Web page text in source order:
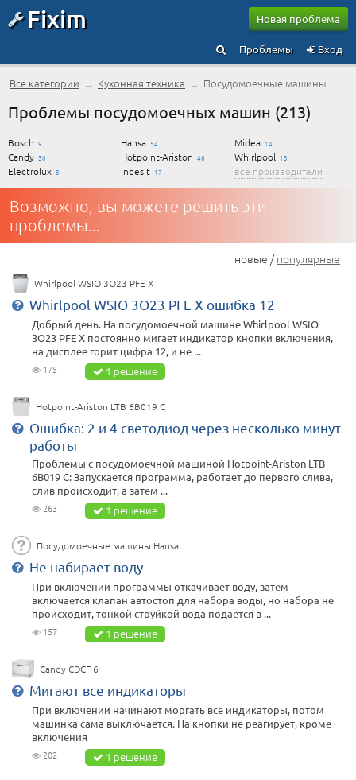
Fixim Новая проблема
Вход
Проблемы
Все категории → Кухонная техника → Посудомоечные машины
Проблемы посудомоечных машин (213)
Bosch 9
Candy 30
Electrolux 8
Hansa 54
Hotpoint-Ariston 46
Indesit 17
Midea 14
Whirlpool 13
все производители
Возможно, вы можете решить эти
проблемы...
новые /популярные
Whirlpool WSIO 3O23 PFE X
Whirlpool WSIO 3O23 PFE X ошибка 12
Добрый день. На посудомоечной машине Whirlpool WSIO
3O23 PFE X постоянно мигает индикатор кнопки включения,
на дисплее горит цифра 12, и не ...
175 1 решение
Hotpoint-Ariston LTB 6B019 C
Ошибка: 2 и 4 светодиод через несколько минут
работы
Проблемы с посудомоечной машиной Hotpoint-Ariston LTB
6B019 C: Запускается программа, работает до первого слива,
слив происходит, а затем ...
263 1 решение
Посудомоечные машины Hansa
Не набирает воду
При включении программы откачивает воду, затем
включается клапан автостоп для набора воды, но набора не
происходит, тонкой струйкой вода подается в ...
157 1 решение
Candy CDCF 6
Мигают все индикаторы
При включении начинают моргать все индикаторы, потом
машинка сама выключается. На кнопки не реагирует, кроме
включения
202 1 решение